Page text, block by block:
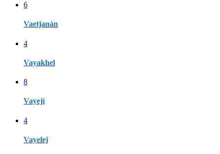
6
Vaetjanán
4
Vayakhel
8
Vayejí
4
Vayelej